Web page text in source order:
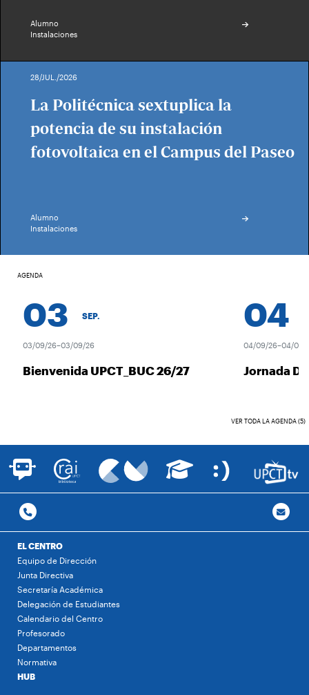
Alumno
Instalaciones
28/JUL./2026
La Politécnica sextuplica la
potencia de su instalación
fotovoltaica en el Campus del Paseo
Alumno
Instalaciones
AGENDA
03 SEP.
03/09/26–03/09/26
Bienvenida UPCT_BUC 26/27
04
04/09/26–04/09/
Jornada
VER TODA LA AGENDA (5)
EL CENTRO
Equipo de Dirección
Junta Directiva
Secretaría Académica
Delegación de Estudiantes
Calendario del Centro
Profesorado
Departamentos
Normativa
HUB